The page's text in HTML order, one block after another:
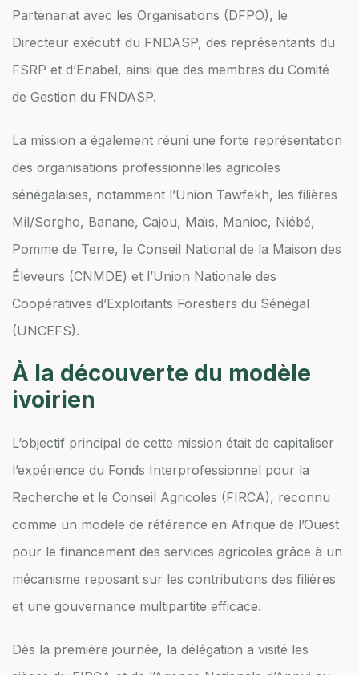
Partenariat avec les Organisations (DFPO), le
Directeur exécutif du FNDASP, des représentants du
FSRP et d’Enabel, ainsi que des membres du Comité
de Gestion du FNDASP.
La mission a également réuni une forte représentation
des organisations professionnelles agricoles
sénégalaises, notamment l’Union Tawfekh, les filières
Mil/Sorgho, Banane, Cajou, Maïs, Manioc, Niébé,
Pomme de Terre, le Conseil National de la Maison des
Éleveurs (CNMDE) et l’Union Nationale des
Coopératives d’Exploitants Forestiers du Sénégal
(UNCEFS).
À la découverte du modèle
ivoirien
L’objectif principal de cette mission était de capitaliser
l’expérience du Fonds Interprofessionnel pour la
Recherche et le Conseil Agricoles (FIRCA), reconnu
comme un modèle de référence en Afrique de l’Ouest
pour le financement des services agricoles grâce à un
mécanisme reposant sur les contributions des filières
et une gouvernance multipartite efficace.
Dès la première journée, la délégation a visité les